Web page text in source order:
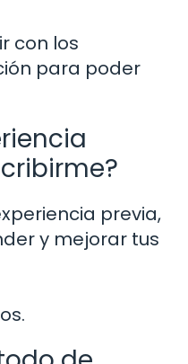
con los
para poder
previa,
y mejorar tus